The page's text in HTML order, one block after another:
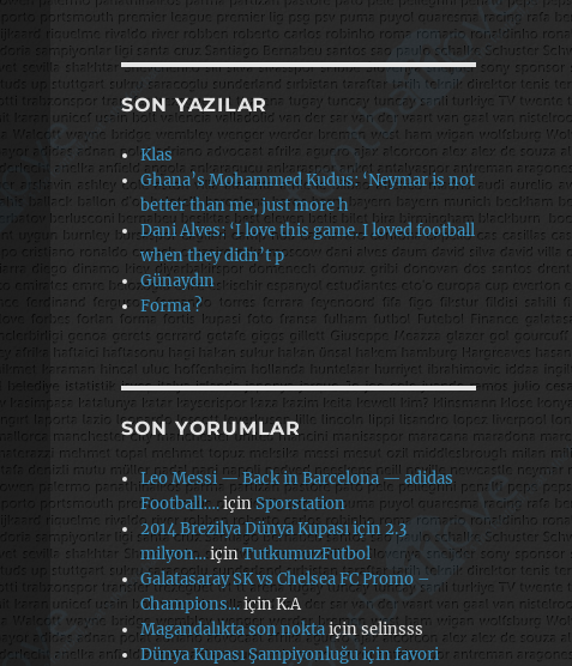
SON YAZILAR
Klas
Ghana’s Mohammed Kudus: ‘Neymar is not
better than me, just more h
Dani Alves: ‘I love this game. I loved football
when they didn’t p
Günaydın
Forma ?
SON YORUMLAR
Leo Messi — Back in Barcelona — adidas
Football:…içinSporstation
2014 Brezilya Dünya Kupası için 2.3
milyon…içinTutkumuzFutbol
Galatasaray SK vs Chelsea FC Promo –
Champions…içinK.A
Magandalıkta son noktaiçinselinsss
Dünya Kupası Şampiyonluğu için favori